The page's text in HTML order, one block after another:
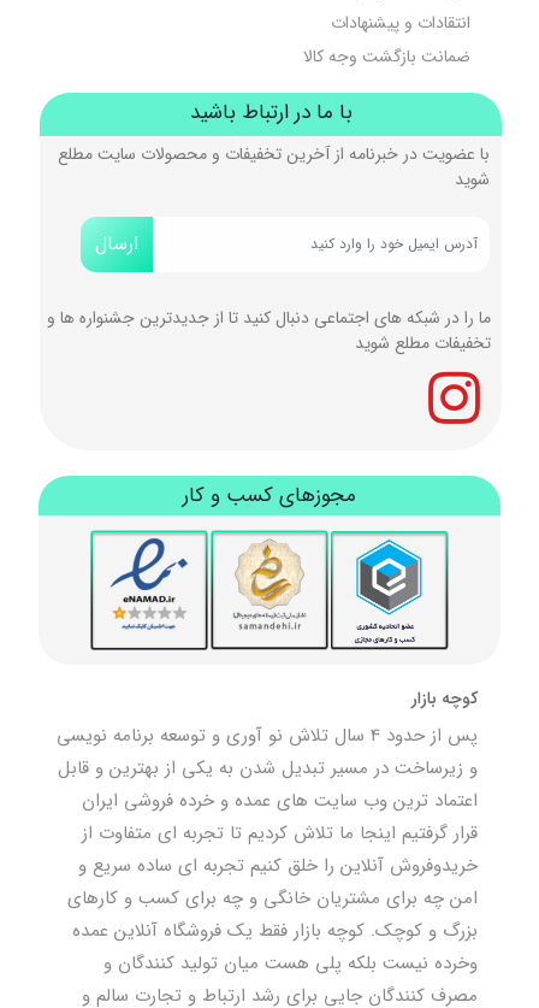
انتقادات و پیشنهادات
ضمانت بازگشت وجه کالا
با ما در ارتباط باشید
با عضویت در خبرنامه از آخرین تخفیفات و محصولات سایت مطلع
شوید
ارسال
ما را در شبکه های اجتماعی دنبال کنید تا از جدیدترین جشنواره ها و
تخفیفات مطلع شوید
مجوزهای کسب و کار
کوچه بازار
پس از حدود 4 سال تلاش نو آوری و توسعه برنامه نویسی
و زیرساخت در مسیر تبدیل شدن به یکی از بهترین و قابل
اعتماد ترین وب سایت های عمده و خرده فروشی ایران
قرار گرفتیم اینجا ما تلاش کردیم تا تجربه ای متفاوت از
خریدوفروش آنلاین را خلق کنیم تجربه ای ساده سریع و
امن چه برای مشتریان خانگی و چه برای کسب و کارهای
بزرگ و کوچک. کوچه بازار فقط یک فروشگاه آنلاین عمده
وخرده نیست بلکه پلی هست میان تولید کنندگان و
مصرف کنندگان جایی برای رشد ارتباط و تجارت سالم و